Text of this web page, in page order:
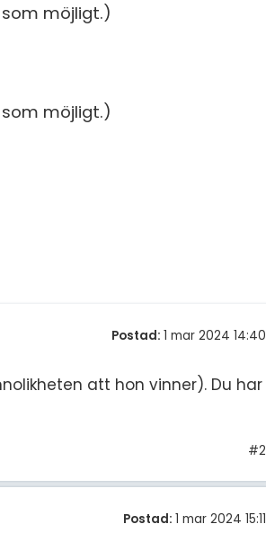
möjligt.)
möjligt.)
Postad: 1 mar 2024 14:40
att hon vinner). Du har
#2
Postad: 1 mar 2024 15:11